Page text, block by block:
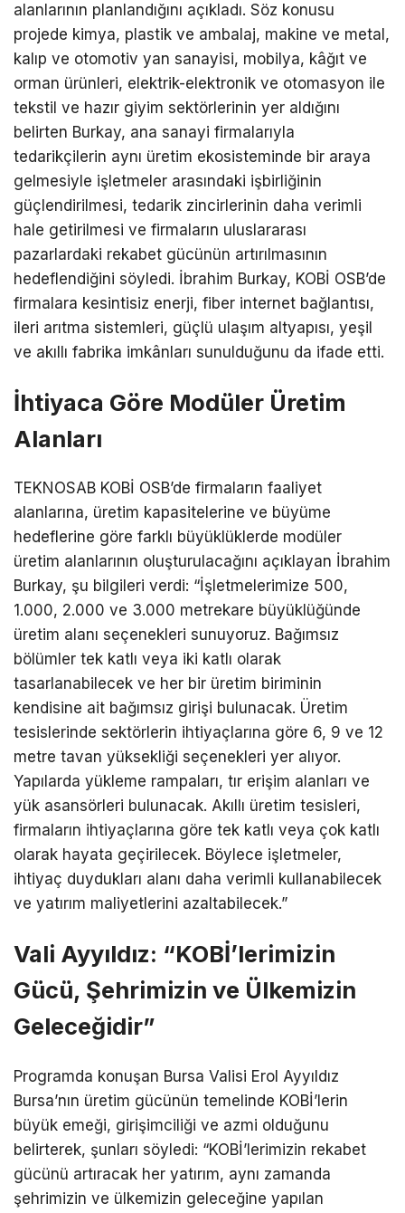
alanlarının planlandığını açıkladı. Söz konusu
projede kimya, plastik ve ambalaj, makine ve metal,
kalıp ve otomotiv yan sanayisi, mobilya, kâğıt ve
orman ürünleri, elektrik-elektronik ve otomasyon ile
tekstil ve hazır giyim sektörlerinin yer aldığını
belirten Burkay, ana sanayi firmalarıyla
tedarikçilerin aynı üretim ekosisteminde bir araya
gelmesiyle işletmeler arasındaki işbirliğinin
güçlendirilmesi, tedarik zincirlerinin daha verimli
hale getirilmesi ve firmaların uluslararası
pazarlardaki rekabet gücünün artırılmasının
hedeflendiğini söyledi. İbrahim Burkay, KOBİ OSB’de
firmalara kesintisiz enerji, fiber internet bağlantısı,
ileri arıtma sistemleri, güçlü ulaşım altyapısı, yeşil
ve akıllı fabrika imkânları sunulduğunu da ifade etti.
İhtiyaca Göre Modüler Üretim
Alanları
TEKNOSAB KOBİ OSB’de firmaların faaliyet
alanlarına, üretim kapasitelerine ve büyüme
hedeflerine göre farklı büyüklüklerde modüler
üretim alanlarının oluşturulacağını açıklayan İbrahim
Burkay, şu bilgileri verdi: “İşletmelerimize 500,
1.000, 2.000 ve 3.000 metrekare büyüklüğünde
üretim alanı seçenekleri sunuyoruz. Bağımsız
bölümler tek katlı veya iki katlı olarak
tasarlanabilecek ve her bir üretim biriminin
kendisine ait bağımsız girişi bulunacak. Üretim
tesislerinde sektörlerin ihtiyaçlarına göre 6, 9 ve 12
metre tavan yüksekliği seçenekleri yer alıyor.
Yapılarda yükleme rampaları, tır erişim alanları ve
yük asansörleri bulunacak. Akıllı üretim tesisleri,
firmaların ihtiyaçlarına göre tek katlı veya çok katlı
olarak hayata geçirilecek. Böylece işletmeler,
ihtiyaç duydukları alanı daha verimli kullanabilecek
ve yatırım maliyetlerini azaltabilecek.”
Vali Ayyıldız: “KOBİ’lerimizin
Gücü, Şehrimizin ve Ülkemizin
Geleceğidir”
Programda konuşan Bursa Valisi Erol Ayyıldız
Bursa’nın üretim gücünün temelinde KOBİ’lerin
büyük emeği, girişimciliği ve azmi olduğunu
belirterek, şunları söyledi: “KOBİ’lerimizin rekabet
gücünü artıracak her yatırım, aynı zamanda
şehrimizin ve ülkemizin geleceğine yapılan